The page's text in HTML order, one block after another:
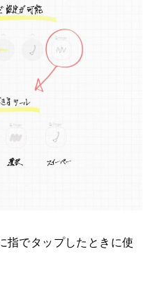
指でタップしたときに使